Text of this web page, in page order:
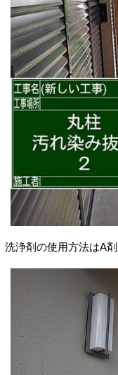
洗浄剤の使用方法はA剤